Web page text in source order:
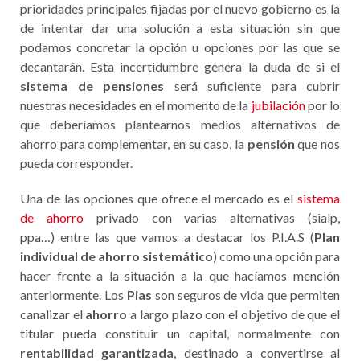
prioridades principales fijadas por el nuevo gobierno es la
de intentar dar una solución a esta situación sin que
podamos concretar la opción u opciones por las que se
decantarán. Esta incertidumbre genera la duda de si el
sistema de pensiones será suficiente para cubrir
nuestras necesidades en el momento de la jubilaciónpor lo
que deberíamos plantearnos medios alternativos de
ahorro para complementar, en su caso, la pensión que nos
pueda corresponder.
Una de las opciones que ofrece el mercado es el sistema
de ahorroprivado con varias alternativas (sialp,
ppa…) entre las que vamos a destacar los P.I.A.S (Plan
individual de ahorro sistemático) como una opción para
hacer frente a la situación a la que hacíamos mención
anteriormente. Los Pias son seguros de vida que permiten
canalizar el ahorro a largo plazo con el objetivo de que el
titular pueda constituir un capital, normalmente con
rentabilidad garantizada, destinado a convertirse al